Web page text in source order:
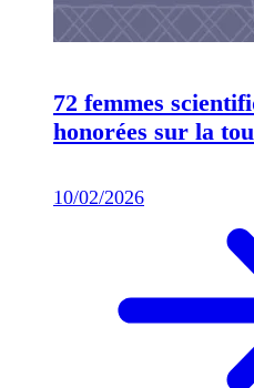
72 femmes
honorées sur la
10/02/2026